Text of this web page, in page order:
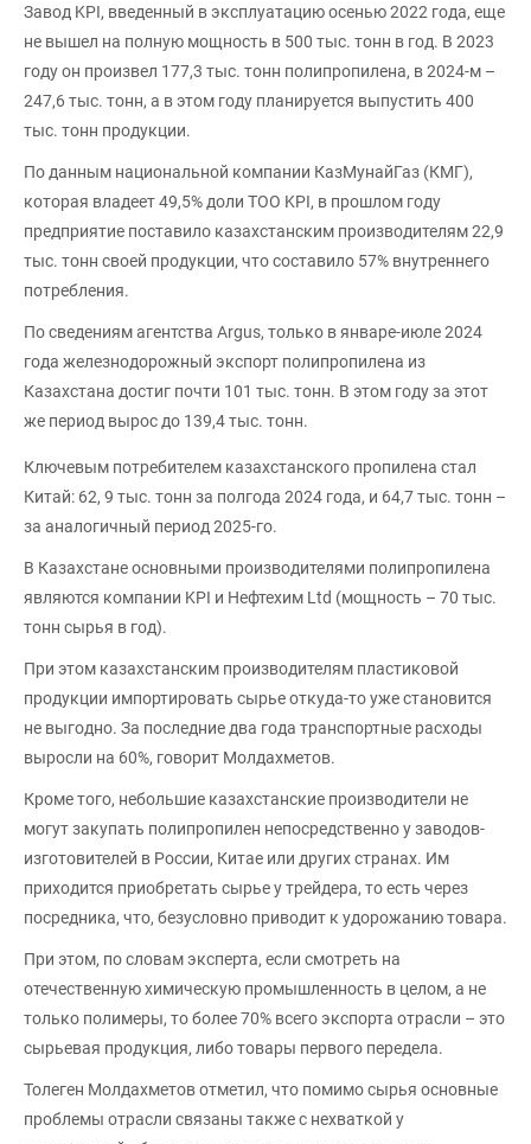
Завод KPI, введенный в эксплуатацию осенью 2022 года, еще
не вышел на полную мощность в 500 тыс. тонн в год. В 2023
году он произвел 177,3 тыс. тонн полипропилена, в 2024-м –
247,6 тыс. тонн, а в этом году планируется выпустить 400
тыс. тонн продукции.
По данным национальной компании КазМунайГаз (КМГ),
которая владеет 49,5% доли ТОО KPI, в прошлом году
предприятие поставило казахстанским производителям 22,9
тыс. тонн своей продукции, что составило 57% внутреннего
потребления.
По сведениям агентства Argus, только в январе-июле 2024
года железнодорожный экспорт полипропилена из
Казахстана достиг почти 101 тыс. тонн. В этом году за этот
же период вырос до 139,4 тыс. тонн.
Ключевым потребителем казахстанского пропилена стал
Китай: 62, 9 тыс. тонн за полгода 2024 года, и 64,7 тыс. тонн –
за аналогичный период 2025-го.
В Казахстане основными производителями полипропилена
являются компании KPI и Нефтехим Ltd (мощность – 70 тыс.
тонн сырья в год).
При этом казахстанским производителям пластиковой
продукции импортировать сырье откуда-то уже становится
не выгодно. За последние два года транспортные расходы
выросли на 60%, говорит Молдахметов.
Кроме того, небольшие казахстанские производители не
могут закупать полипропилен непосредственно у заводов-
изготовителей в России, Китае или других странах. Им
приходится приобретать сырье у трейдера, то есть через
посредника, что, безусловно приводит к удорожанию товара.
При этом, по словам эксперта, если смотреть на
отечественную химическую промышленность в целом, а не
только полимеры, то более 70% всего экспорта отрасли – это
сырьевая продукция, либо товары первого передела.
Толеген Молдахметов отметил, что помимо сырья основные
проблемы отрасли связаны также с нехваткой у